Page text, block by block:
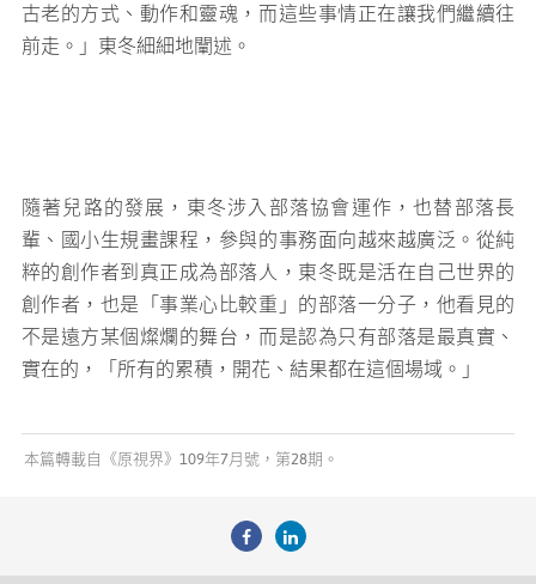
古老的方式、動作和靈魂，而這些事情正在讓我們繼續往
前走。」東冬細細地闡述。
隨著兒路的發展，東冬涉入部落協會運作，也替部落長
輩、國小生規畫課程，參與的事務面向越來越廣泛。從純
粹的創作者到真正成為部落人，東冬既是活在自己世界的
創作者，也是「事業心比較重」的部落一分子，他看見的
不是遠方某個燦爛的舞台，而是認為只有部落是最真實、
實在的，「所有的累積，開花、結果都在這個場域。」
本篇轉載自《原視界》109年7月號，第28期。